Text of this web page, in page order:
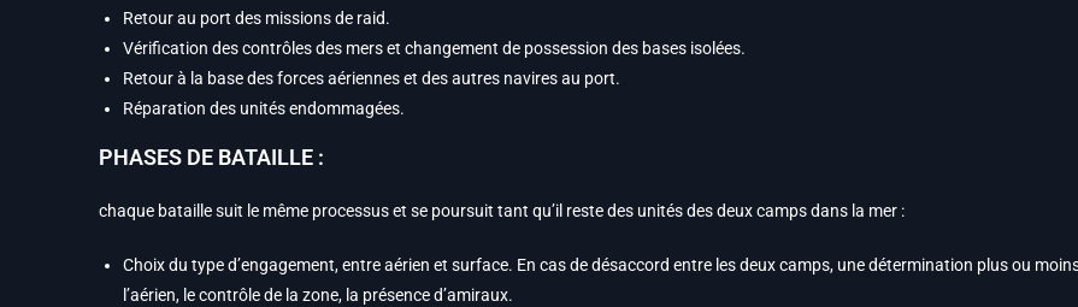
Retour au port des missions de raid.
Vérification des contrôles des mers et changement de possession des bases isolées.
Retour à la base des forces aériennes et des autres navires au port.
Réparation des unités endommagées.
PHASES DE BATAILLE :
chaque bataille suit le même processus et se poursuit tant qu’il reste des unités des deux camps dans la mer :
Choix du type d’engagement, entre aérien et surface. En cas de désaccord entre les deux camps, une détermination plus ou
l’aérien, le contrôle de la zone, la présence d’amiraux.